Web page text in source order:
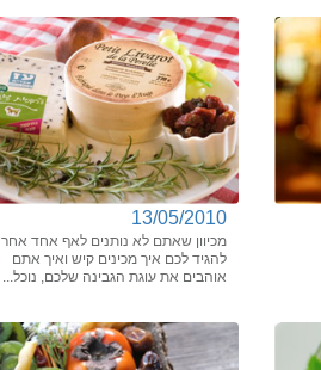
13/05/2010
מכיוון שאתם לא נותנים לאף אחד אחר
להגיד לכם איך מכינים קיש ואיך אתם
אוהבים את עוגת הגבינה שלכם, נוכל...